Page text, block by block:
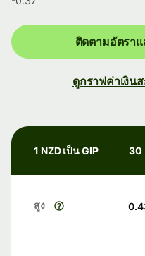
ติดตามอัตรา
ดูกราฟค่าเงิน
1 NZD เป็น GIP 30
สูง